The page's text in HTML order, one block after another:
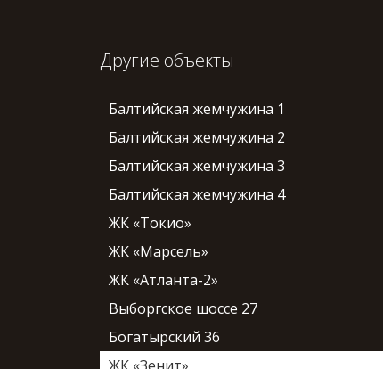
Другие объекты
Балтийская жемчужина 1
Балтийская жемчужина 2
Балтийская жемчужина 3
Балтийская жемчужина 4
ЖК «Токио»
ЖК «Марсель»
ЖК «Атланта-2»
Выборгское шоссе 27
Богатырский 36